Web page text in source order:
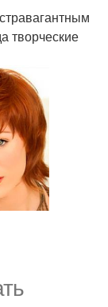
творческие